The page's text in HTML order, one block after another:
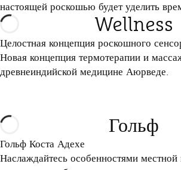
настоящей роскошью будет уделить
Wellness
Целостная концепция роскошного
Новая концепция термотерапии и
древнеиндийской медицине Аюрведе.
Гольф
Гольф Коста Адехе
Наслаждайтесь особенностями